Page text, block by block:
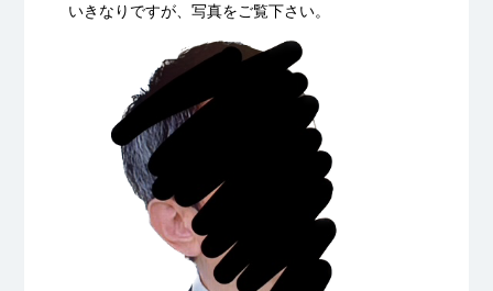
いきなりですが、写真をご覧下さい。